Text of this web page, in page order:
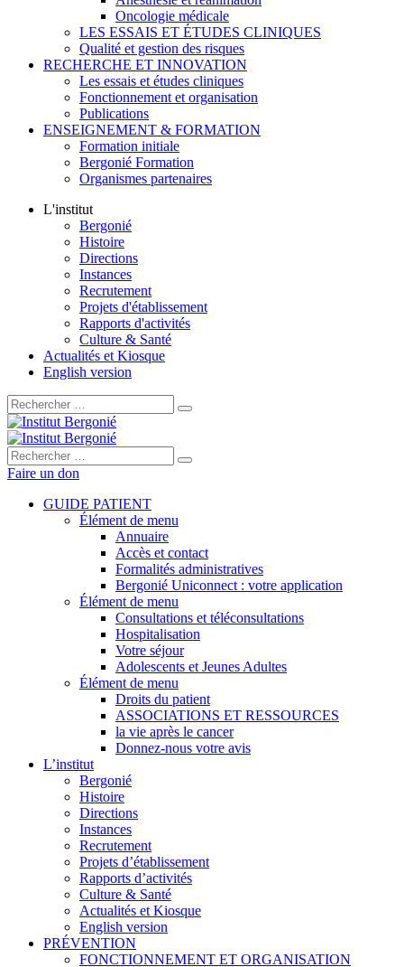
Oncologie médicale
LES ESSAIS ET ÉTUDES CLINIQUES
Qualité et gestion des risques
RECHERCHE ET INNOVATION
Les essais et études cliniques
Fonctionnement et organisation
Publications
ENSEIGNEMENT & FORMATION
Formation initiale
Bergonié Formation
Organismes partenaires
L'institut
Bergonié
Histoire
Directions
Instances
Recrutement
Projets d'établissement
Rapports d'activités
Culture & Santé
Actualités et Kiosque
English version
Rechercher :
Rechercher :
Faire un don
GUIDE PATIENT
Élément de menu
Annuaire
Accès et contact
Formalités administratives
Bergonié Uniconnect : votre application
Élément de menu
Consultations et téléconsultations
Hospitalisation
Votre séjour
Adolescents et Jeunes Adultes
Élément de menu
Droits du patient
ASSOCIATIONS ET RESSOURCES
la vie après le cancer
Donnez-nous votre avis
L’institut
Bergonié
Histoire
Directions
Instances
Recrutement
Projets d’établissement
Rapports d’activités
Culture & Santé
Actualités et Kiosque
English version
PRÉVENTION
FONCTIONNEMENT ET ORGANISATION